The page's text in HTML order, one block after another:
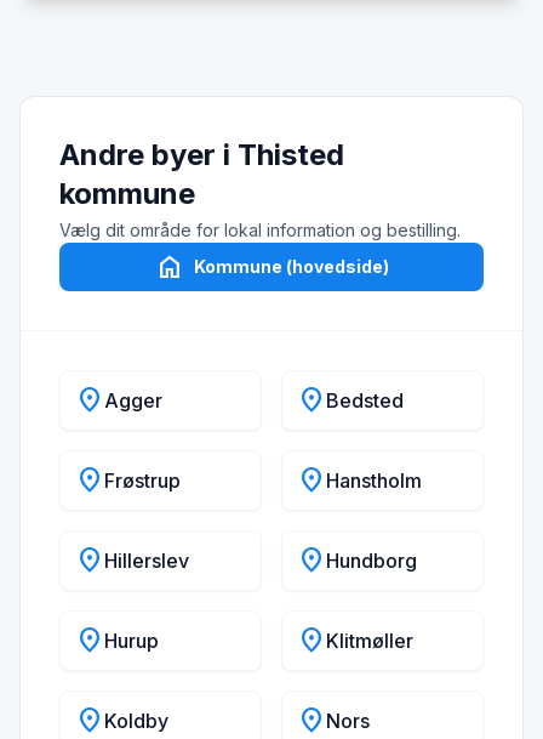
Andre byer i Thisted
kommune
Vælg dit område for lokal information og bestilling.
home Kommune (hovedside)
location_on Agger location_on Bedsted
location_on Frøstrup location_on Hanstholm
location_on Hillerslev location_on Hundborg
location_on Hurup location_on Klitmøller
location_on Koldby location_on Nors